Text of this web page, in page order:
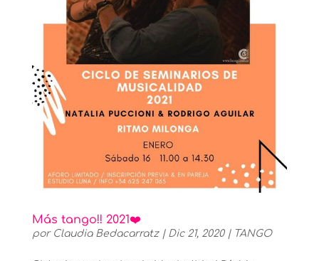
Más tango!! 2021❤️
por Claudia Bedacarratz| Dic 21, 2020| TANGO